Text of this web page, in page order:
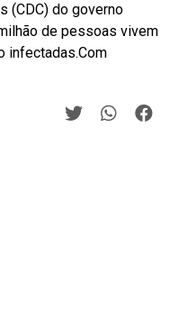
(CDC) do governo
de pessoas vivem
infectadas.Com